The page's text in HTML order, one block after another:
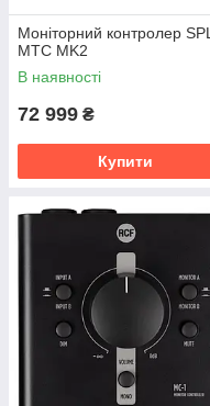
Моніторний контролер SPL
MTC MK2
В наявності
72 999 ₴
Купити